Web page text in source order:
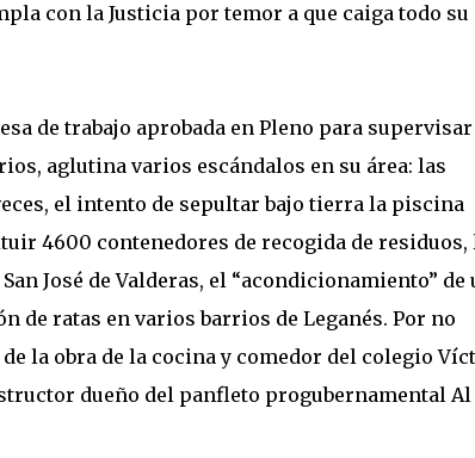
con la Justicia por temor a que caiga todo su
de trabajo aprobada en Pleno para supervisar
aglutina varios escándalos en su área: las
el intento de sepultar bajo tierra la piscina
4600 contenedores de recogida de residuos,
José de Valderas, el “acondicionamiento” de
de ratas en varios barrios de Leganés. Por no
la obra de la cocina y comedor del colegio
dueño del panfleto progubernamental Al